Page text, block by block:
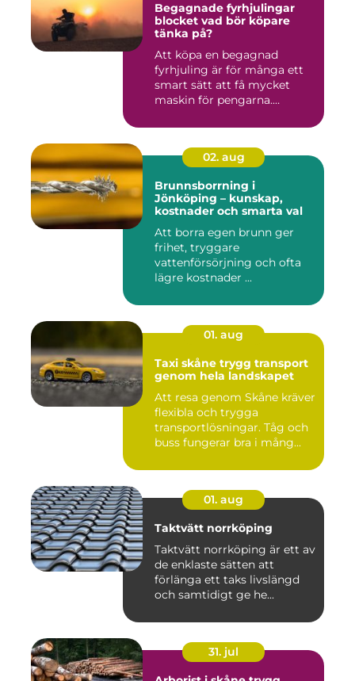
Begagnade fyrhjulingar
blocket vad bör köpare
tänka på?
Att köpa en begagnad
fyrhjuling är för många ett
smart sätt att få mycket
maskin för pengarna.
02. aug
Brunnsborrning i
Jönköping – kunskap,
kostnader och smarta val
Att borra egen brunn ger
frihet, tryggare
vattenförsörjning och ofta
lägre kostnader ...
01. aug
Taxi skåne trygg transport
genom hela landskapet
Att resa genom Skåne kräver
flexibla och trygga
transportlösningar. Tåg och
buss fungerar bra i mång...
01. aug
Taktvätt norrköping
Taktvätt norrköping är ett av
de enklaste sätten att
förlänga ett taks livslängd
och samtidigt ge he...
31. jul